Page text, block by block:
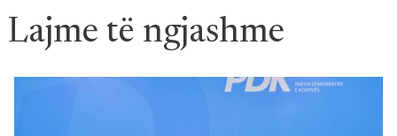
Lajme të ngjashme